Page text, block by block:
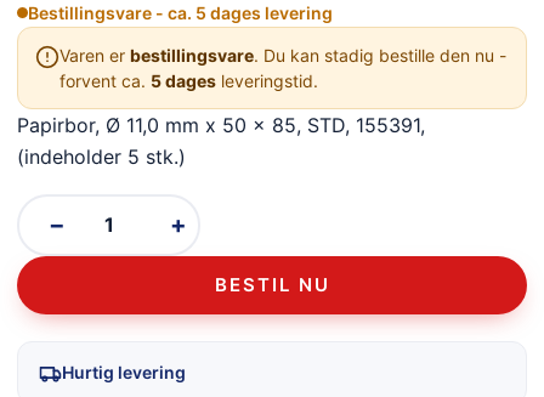
Bestillingsvare - ca. 5 dages levering
Varen er bestillingsvare. Du kan stadig bestille den nu -
forvent ca. 5 dages leveringstid.
Papirbor, Ø 11,0 mm x 50 x 85, STD, 155391,
(indeholder 5 stk.)
− +
BESTIL NU
Hurtig levering